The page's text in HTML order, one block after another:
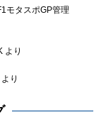
モタスポGP管理
より
より